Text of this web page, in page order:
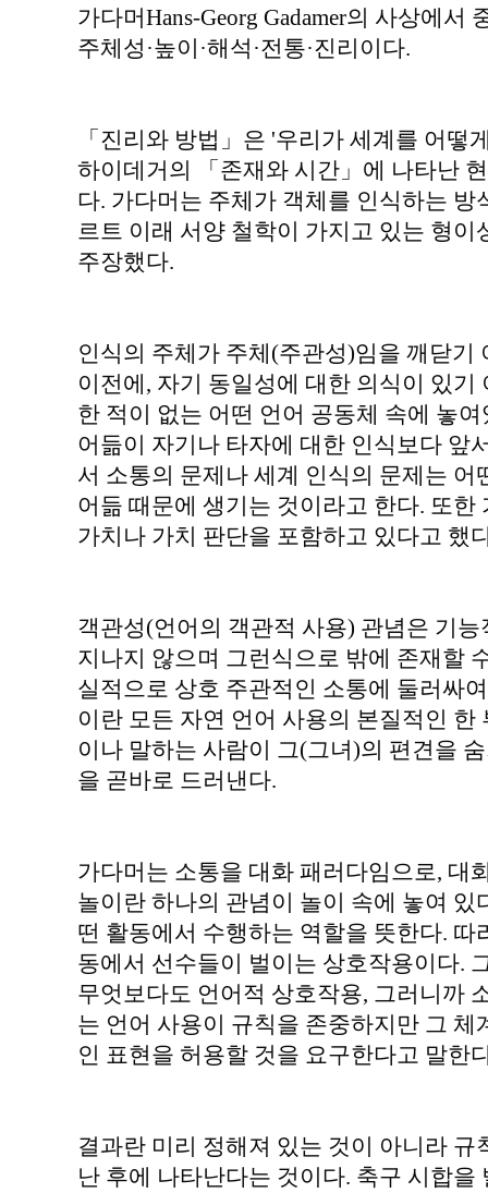
가다머Hans-Georg Gadamer의 사상에서
주체성·높이·해석·전통·진리이다.
「진리와 방법」은 '우리가 세계를 어떻
하이데거의 「존재와 시간」에 나타난
다. 가다머는 주체가 객체를 인식하는
르트 이래 서양 철학이 가지고 있는 형
주장했다.
인식의 주체가 주체(주관성)임을 깨닫기
이전에, 자기 동일성에 대한 의식이 있
한 적이 없는 어떤 언어 공동체 속에 놓
어듦이 자기나 타자에 대한 인식보다 앞
서 소통의 문제나 세계 인식의 문제는
어듦 때문에 생기는 것이라고 한다. 또
가치나 가치 판단을 포함하고 있다고 했
객관성(언어의 객관적 사용) 관념은 기
지나지 않으며 그런식으로 밖에 존재할
실적으로 상호 주관적인 소통에 둘러싸
이란 모든 자연 언어 사용의 본질적인
이나 말하는 사람이 그(그녀)의 편견을
을 곧바로 드러낸다.
가다머는 소통을 대화 패러다임으로, 대
놀이란 하나의 관념이 놀이 속에 놓여
떤 활동에서 수행하는 역할을 뜻한다.
동에서 선수들이 벌이는 상호작용이다.
무엇보다도 언어적 상호작용, 그러니까
는 언어 사용이 규칙을 존중하지만 그
인 표현을 허용할 것을 요구한다고 말한
결과란 미리 정해져 있는 것이 아니라
난 후에 나타난다는 것이다. 축구 시합